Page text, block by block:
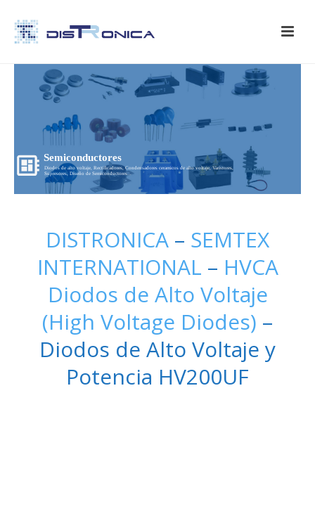
Semiconductores
Diodos de alto voltaje, Rectificadores, Condensadores ceramicos de alto voltaje, Varistores,
Supresores, Diseño de Semiconductores...
DISTRONICA – SEMTEX
INTERNATIONAL – HVCA
Diodos de Alto Voltaje
(High Voltage Diodes) –
Diodos de Alto Voltaje y
Potencia HV200UF